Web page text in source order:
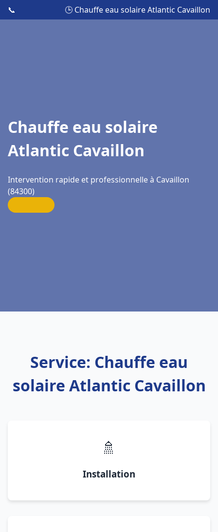
📞 🕒 Chauffe eau solaire Atlantic Cavaillon
Chauffe eau solaire
Atlantic Cavaillon
Intervention rapide et professionnelle à Cavaillon
(84300)
Service: Chauffe eau
solaire Atlantic Cavaillon
🚿
Installation